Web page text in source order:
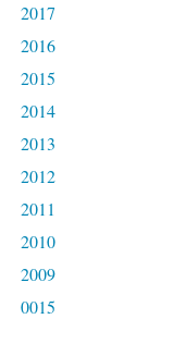
2017
2016
2015
2014
2013
2012
2011
2010
2009
0015